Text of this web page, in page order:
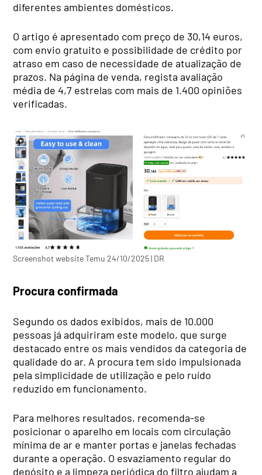
diferentes ambientes domésticos.
O artigo é apresentado com preço de 30,14 euros,
com envio gratuito e possibilidade de crédito por
atraso em caso de necessidade de atualização de
prazos. Na página de venda, regista avaliação
média de 4,7 estrelas com mais de 1.400 opiniões
verificadas.
Screenshot website Temu 24/10/2025 | DR
Procura confirmada
Segundo os dados exibidos, mais de 10.000
pessoas já adquiriram este modelo, que surge
destacado entre os mais vendidos da categoria de
qualidade do ar. A procura tem sido impulsionada
pela simplicidade de utilização e pelo ruído
reduzido em funcionamento.
Para melhores resultados, recomenda-se
posicionar o aparelho em locais com circulação
mínima de ar e manter portas e janelas fechadas
durante a operação. O esvaziamento regular do
depósito e a limpeza periódica do filtro ajudam a